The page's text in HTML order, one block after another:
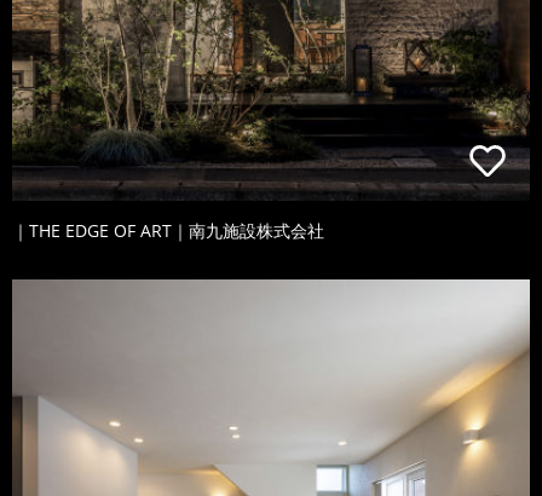
｜THE EDGE OF ART｜南九施設株式会社